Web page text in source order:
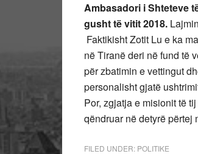
Ambasadori i Shteteve
gusht të vitit 2018.
Faktikisht Zotit Lu e ka
në Tiranë deri në fund të
për zbatimin e vettingut
personalisht gjatë
Por, zgjatja e misionit të
qëndruar në detyrë përtej
FILED UNDER: POLITIKE